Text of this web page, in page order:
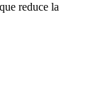
reduce la